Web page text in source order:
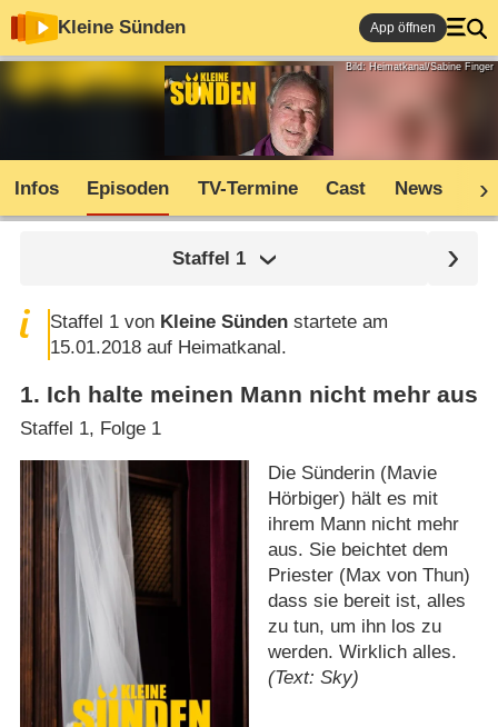
Kleine Sünden App öffnen
Bild: Heimatkanal/Sabine Finger
Infos Episoden TV-Termine Cast News
Staffel 1
Staffel 1 von Kleine Sünden startete am
15.01.2018 auf Heimatkanal.
1. Ich halte meinen Mann nicht mehr aus
Staffel 1, Folge 1
Die Sünderin (Mavie
Hörbiger) hält es mit
ihrem Mann nicht mehr
aus. Sie beichtet dem
Priester (Max von Thun)
dass sie bereit ist, alles
zu tun, um ihn los zu
werden. Wirklich alles.
(Text: Sky)